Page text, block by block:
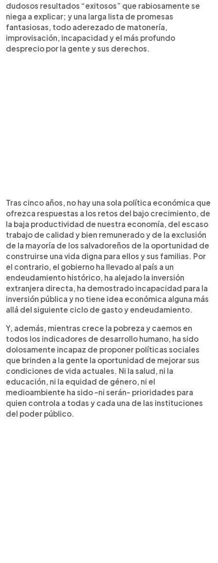
dudosos resultados “exitosos” que rabiosamente se
niega a explicar; y una larga lista de promesas
fantasiosas, todo aderezado de matonería,
improvisación, incapacidad y el más profundo
desprecio por la gente y sus derechos.
Tras cinco años, no hay una sola política económica que
ofrezca respuestas a los retos del bajo crecimiento, de
la baja productividad de nuestra economía, del escaso
trabajo de calidad y bien remunerado y de la exclusión
de la mayoría de los salvadoreños de la oportunidad de
construirse una vida digna para ellos y sus familias. Por
el contrario, el gobierno ha llevado al país a un
endeudamiento histórico, ha alejado la inversión
extranjera directa, ha demostrado incapacidad para la
inversión pública y no tiene idea económica alguna más
allá del siguiente ciclo de gasto y endeudamiento.
Y, además, mientras crece la pobreza y caemos en
todos los indicadores de desarrollo humano, ha sido
dolosamente incapaz de proponer políticas sociales
que brinden a la gente la oportunidad de mejorar sus
condiciones de vida actuales. Ni la salud, ni la
educación, ni la equidad de género, ni el
medioambiente ha sido -ni serán- prioridades para
quien controla a todas y cada una de las instituciones
del poder público.